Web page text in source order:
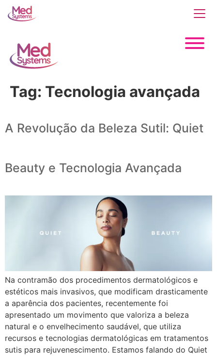
Tag: Tecnologia avançada
A Revolução da Beleza Sutil: Quiet
Beauty e Tecnologia Avançada
Na contramão dos procedimentos dermatológicos e
estéticos mais invasivos, que modificam drasticamente
a aparência dos pacientes, recentemente foi
apresentado um movimento que valoriza a beleza
natural e o envelhecimento saudável, que utiliza
recursos e tecnologias dermatológicas em tratamentos
sutis para rejuvenescimento. Estamos falando do Quiet